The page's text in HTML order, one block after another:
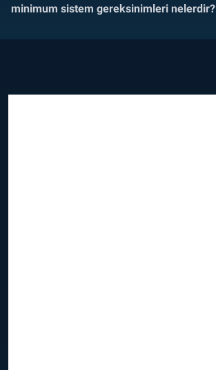
minimum sistem gereksinimleri nelerdir?